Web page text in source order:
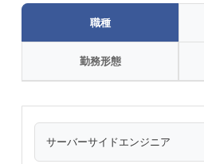
職種
勤務形態
サーバーサイドエンジニア